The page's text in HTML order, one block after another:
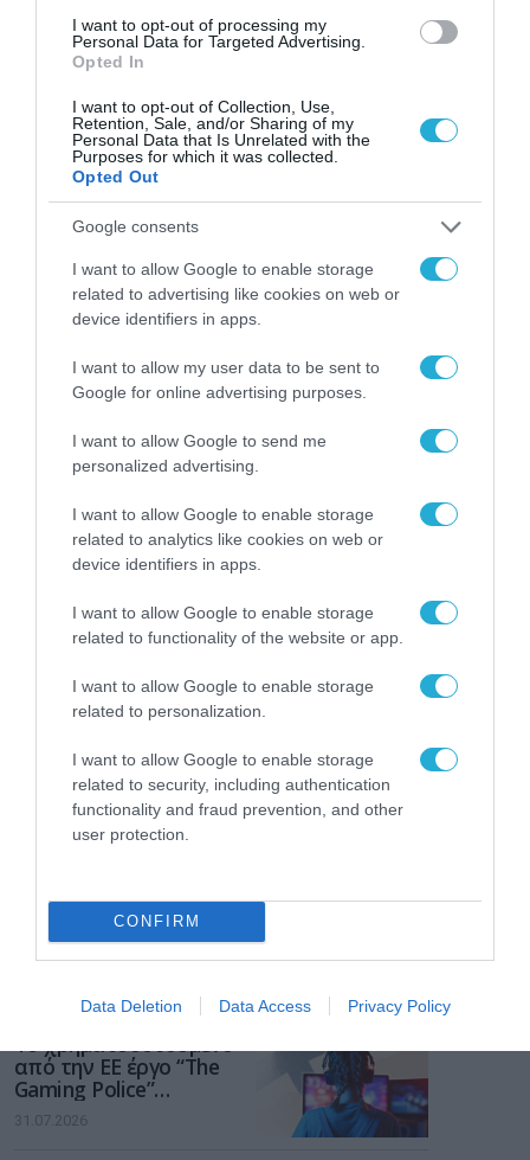
I want to opt-out of processing my
Personal Data for Targeted Advertising.
Opted In
I want to opt-out of Collection, Use,
Retention, Sale, and/or Sharing of my
Personal Data that Is Unrelated with the
Purposes for which it was collected.
Opted Out
Google consents
I want to allow Google to enable storage
related to advertising like cookies on web or
device identifiers in apps.
I want to allow my user data to be sent to
Google for online advertising purposes.
I want to allow Google to send me
personalized advertising.
I want to allow Google to enable storage
related to analytics like cookies on web or
device identifiers in apps.
I want to allow Google to enable storage
related to functionality of the website or app.
I want to allow Google to enable storage
related to personalization.
I want to allow Google to enable storage
related to security, including authentication
functionality and fraud prevention, and other
user protection.
CONFIRM
Data Deletion Data Access Privacy Policy
ΝΟΜΟΘΕΣΙΑ
κλιματιστικά μετά τις
απαράδεκτες αυξήσεις τιμών
11.07.2022
ΡΟΗ ΕΙΔΗΣΕΩΝ
από την ΕΕ έργο “The
Gaming Police”
ενισχύει την ασφάλεια
των παιδιών στο
31.07.2026